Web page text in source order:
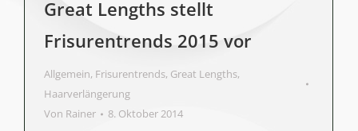
Great Lengths stellt
Frisurentrends 2015 vor
Allgemein, Frisurentrends, Great Lengths,
Haarverlängerung
Von Rainer 8. Oktober 2014